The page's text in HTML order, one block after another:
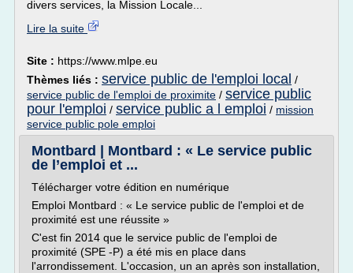
divers services, la Mission Locale...
Lire la suite
Site : https://www.mlpe.eu
Thèmes liés : service public de l'emploi local /
service public de l'emploi de proximite / service public
pour l'emploi / service public a l emploi / mission
service public pole emploi
Montbard | Montbard : « Le service public
de l’emploi et ...
Télécharger votre édition en numérique
Emploi Montbard : « Le service public de l'emploi et de
proximité est une réussite »
C'est fin 2014 que le service public de l'emploi de
proximité (SPE -P) a été mis en place dans
l'arrondissement. L'occasion, un an après son installation,